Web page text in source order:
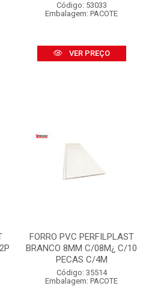
Código: 53033
Embalagem: PACOTE
VER PREÇO
FORRO PVC PERFILPLAST
BRANCO 8MM C/08M¿ C/10
PECAS C/4M
Código: 35514
Embalagem: PACOTE